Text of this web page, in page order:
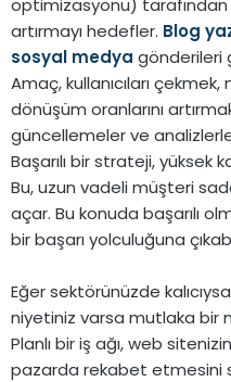
optimizasyonu)
artırmayı hedefler. Blog
sosyal medya gönderileri
Amaç, kullanıcıları
dönüşüm oranlarını
güncellemeler ve
Başarılı bir strateji, yüksek
Bu, uzun vadeli müşteri
açar. Bu konuda başarılı
bir başarı yolculuğuna
Eğer sektörünüzde
niyetiniz varsa mutlaka bir
Planlı bir iş ağı, web
pazarda rekabet etmesini